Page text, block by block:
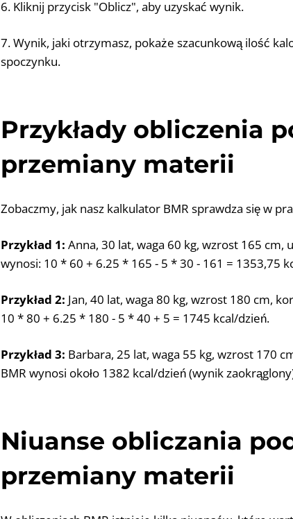
6. Kliknij przycisk "Oblicz", aby uzyskać wynik.
7. Wynik, jaki otrzymasz, pokaże szacunkową ilość
spoczynku.
Przykłady obliczenia
przemiany materii
Zobaczmy, jak nasz kalkulator BMR sprawdza się w
Przykład 1: Anna, 30 lat, waga 60 kg, wzrost 165 cm,
wynosi: 10 * 60 + 6.25 * 165 - 5 * 30 - 161 = 1353,75
Przykład 2: Jan, 40 lat, waga 80 kg, wzrost 180 cm,
10 * 80 + 6.25 * 180 - 5 * 40 + 5 = 1745 kcal/dzień.
Przykład 3: Barbara, 25 lat, waga 55 kg, wzrost 170
BMR wynosi około 1382 kcal/dzień (wynik
Niuanse obliczania
przemiany materii